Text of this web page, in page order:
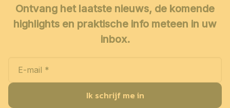
Ontvang het laatste nieuws, de komende
highlights en praktische info meteen in uw
inbox.
Ik schrijf me in